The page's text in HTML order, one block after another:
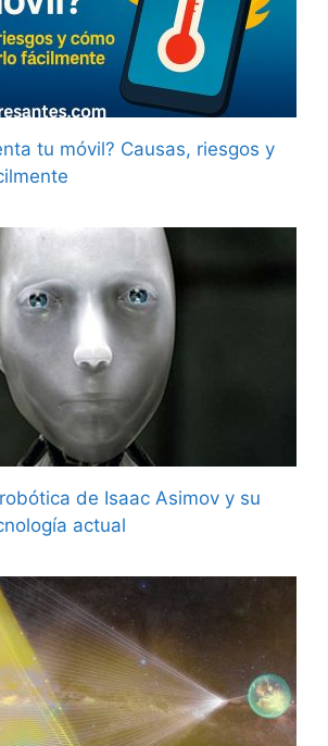
tu móvil? Causas, riesgos y
de Isaac Asimov y su
actual